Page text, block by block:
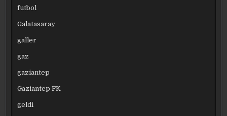
futbol
Galatasaray
galler
gaz
gaziantep
Gaziantep FK
geldi